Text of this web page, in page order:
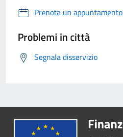
Prenota un appuntamento
Problemi in città
Segnala disservizio